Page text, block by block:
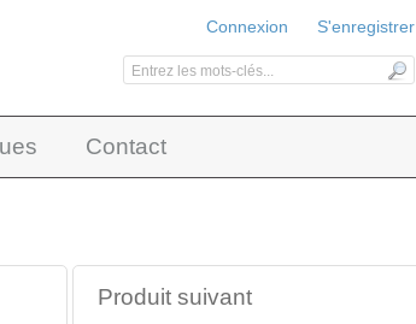
Contact
Produit suivant
Connexion S'enregistrer